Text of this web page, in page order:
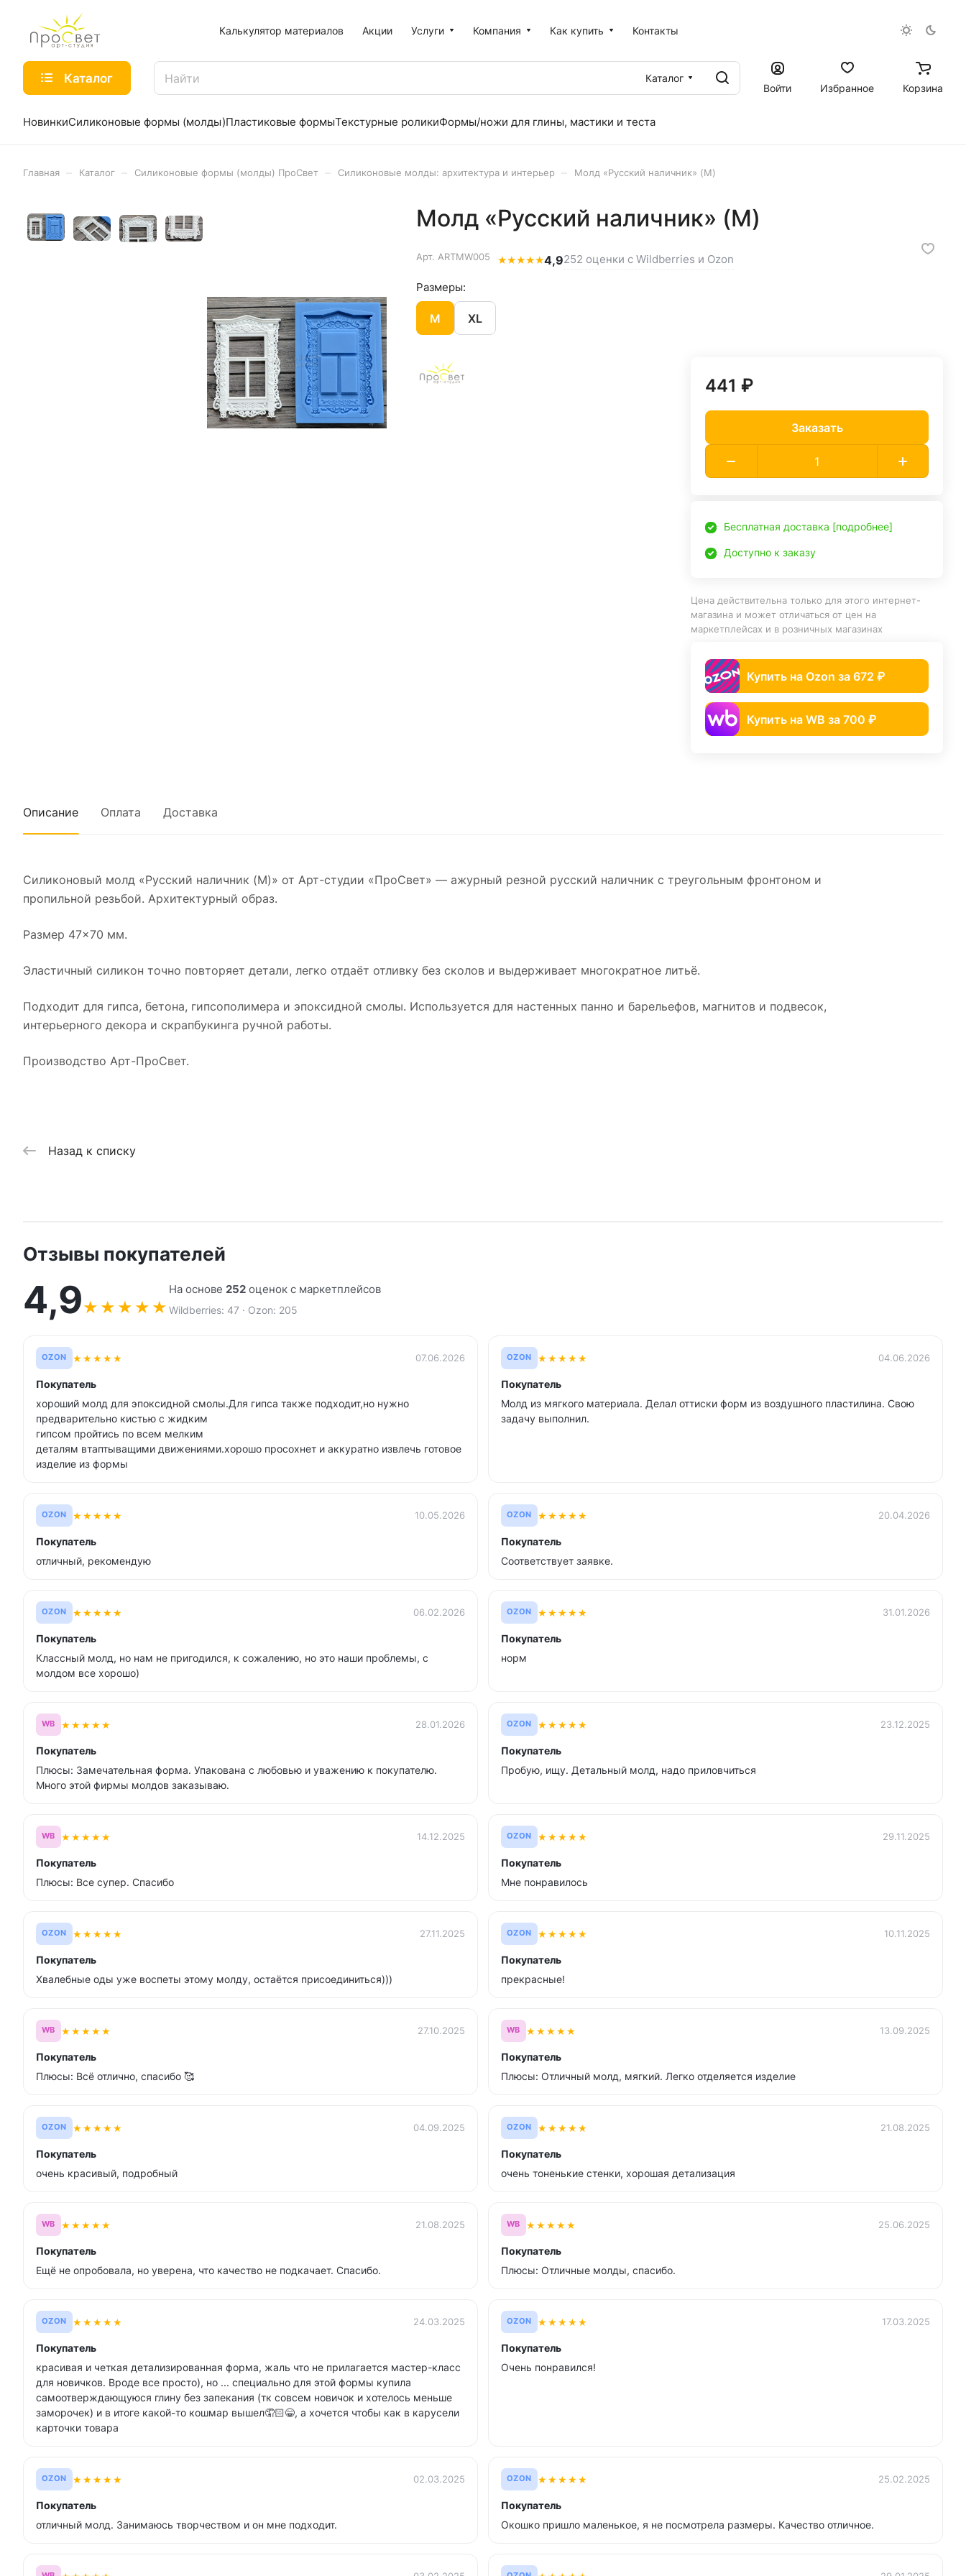
Калькулятор материалов Акции Услуги Компания Как купить Контакты
Каталог
Каталог
Войти
Избранное Корзина
НовинкиСиликоновые формы (молды)Пластиковые формыТекстурные роликиФормы/ножи для глины, мастики и теста
Главная Каталог Силиконовые формы (молды) ПроСвет Силиконовые молды: архитектура и интерьер Молд «Русский наличник» (M)
Молд «Русский наличник» (M)
Арт. ARTMW005 ★★★★★4,9252 оценки с Wildberries и Ozon
Размеры:
M XL
441 ₽
Заказать
Бесплатная доставка [подробнее]
Доступно к заказу
Цена действительна только для этого интернет-
магазина и может отличаться от цен на
маркетплейсах и в розничных магазинах
Купить на Ozon за 672 ₽
Купить на WB за 700 ₽
Описание Оплата Доставка
Силиконовый молд «Русский наличник (M)» от Арт-студии «ПроСвет» — ажурный резной русский наличник с треугольным фронтоном и
пропильной резьбой. Архитектурный образ.
Размер 47×70 мм.
Эластичный силикон точно повторяет детали, легко отдаёт отливку без сколов и выдерживает многократное литьё.
Подходит для гипса, бетона, гипсополимера и эпоксидной смолы. Используется для настенных панно и барельефов, магнитов и подвесок,
интерьерного декора и скрапбукинга ручной работы.
Производство Арт-ПроСвет.
Назад к списку
Отзывы покупателей
4,9★ ★ ★ ★ ★
На основе 252 оценок с маркетплейсов
Wildberries: 47 · Ozon: 205
OZON ★★★★★ 07.06.2026
Покупатель
хороший молд для эпоксидной смолы.Для гипса также подходит,но нужно
предварительно кистью с жидким
гипсом пройтись по всем мелким
деталям втаптыващими движениями.хорошо просохнет и аккуратно извлечь готовое
изделие из формы
OZON ★★★★★ 04.06.2026
Покупатель
Молд из мягкого материала. Делал оттиски форм из воздушного пластилина. Свою
задачу выполнил.
OZON ★★★★★ 10.05.2026
Покупатель
отличный, рекомендую
OZON ★★★★★ 20.04.2026
Покупатель
Соответствует заявке.
OZON ★★★★★ 06.02.2026
Покупатель
Классный молд, но нам не пригодился, к сожалению, но это наши проблемы, с
молдом все хорошо)
OZON ★★★★★ 31.01.2026
Покупатель
норм
WB ★★★★★ 28.01.2026
Покупатель
Плюсы: Замечательная форма. Упакована с любовью и уважению к покупателю.
Много этой фирмы молдов заказываю.
OZON ★★★★★ 23.12.2025
Покупатель
Пробую, ищу. Детальный молд, надо приловчиться
WB ★★★★★ 14.12.2025
Покупатель
Плюсы: Все супер. Спасибо
OZON ★★★★★ 29.11.2025
Покупатель
Мне понравилось
OZON ★★★★★ 27.11.2025
Покупатель
Хвалебные оды уже воспеты этому молду, остаётся присоединиться)))
OZON ★★★★★ 10.11.2025
Покупатель
прекрасные!
WB ★★★★★ 27.10.2025
Покупатель
Плюсы: Всё отлично, спасибо 🥰
WB ★★★★★ 13.09.2025
Покупатель
Плюсы: Отличный молд, мягкий. Легко отделяется изделие
OZON ★★★★★ 04.09.2025
Покупатель
очень красивый, подробный
OZON ★★★★★ 21.08.2025
Покупатель
очень тоненькие стенки, хорошая детализация
WB ★★★★★ 21.08.2025
Покупатель
Ещё не опробовала, но уверена, что качество не подкачает. Спасибо.
WB ★★★★★ 25.06.2025
Покупатель
Плюсы: Отличные молды, спасибо.
OZON ★★★★★ 24.03.2025
Покупатель
красивая и четкая детализированная форма, жаль что не прилагается мастер-класс
для новичков. Вроде все просто), но ... специально для этой формы купила
самоотверждающуюся глину без запекания (тк совсем новичок и хотелось меньше
заморочек) и в итоге какой-то кошмар вышел🤦🏻😁, а хочется чтобы как в карусели
карточки товара
OZON ★★★★★ 17.03.2025
Покупатель
Очень понравился!
OZON ★★★★★ 02.03.2025
Покупатель
отличный молд. Занимаюсь творчеством и он мне подходит.
OZON ★★★★★ 25.02.2025
Покупатель
Окошко пришло маленькое, я не посмотрела размеры. Качество отличное.